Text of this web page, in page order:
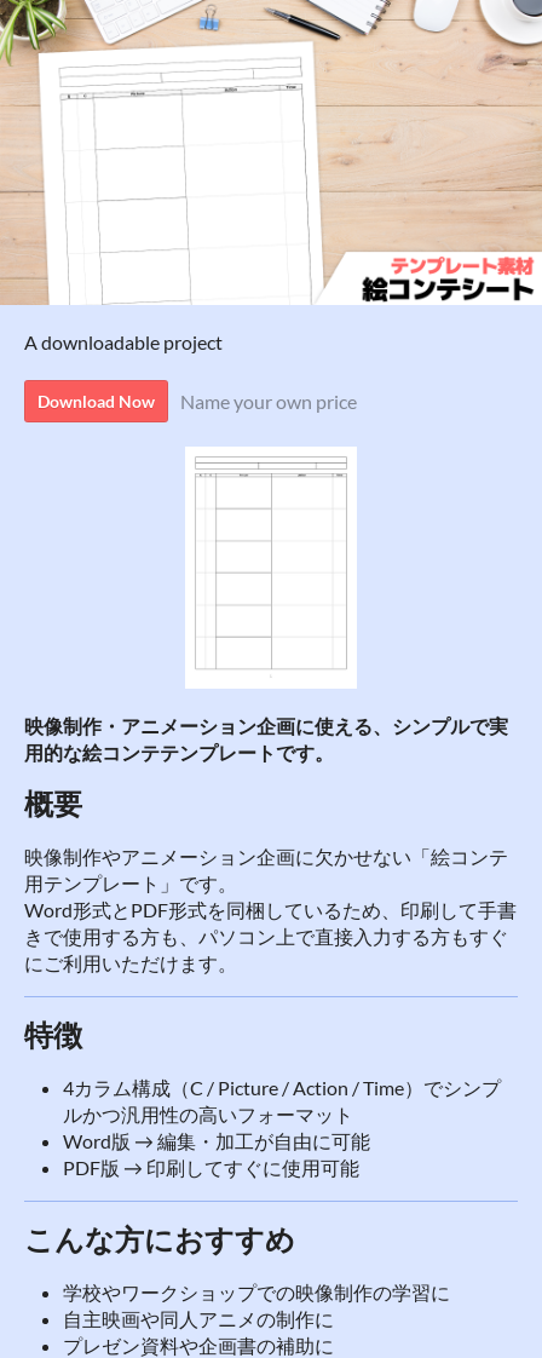
A downloadable project
Download Now Name your own price
映像制作・アニメーション企画に使える、シンプルで実
用的な絵コンテテンプレートです。
概要
映像制作やアニメーション企画に欠かせない「絵コンテ
用テンプレート」です。
Word形式とPDF形式を同梱しているため、印刷して手書
きで使用する方も、パソコン上で直接入力する方もすぐ
にご利用いただけます。
特徴
4カラム構成（C / Picture / Action / Time）でシンプ
ルかつ汎用性の高いフォーマット
Word版 → 編集・加工が自由に可能
PDF版 → 印刷してすぐに使用可能
こんな方におすすめ
学校やワークショップでの映像制作の学習に
自主映画や同人アニメの制作に
プレゼン資料や企画書の補助に